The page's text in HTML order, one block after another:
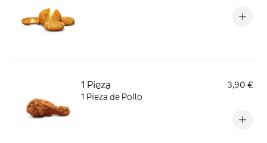
1 Pieza
3,90 €
1 Pieza de Pollo